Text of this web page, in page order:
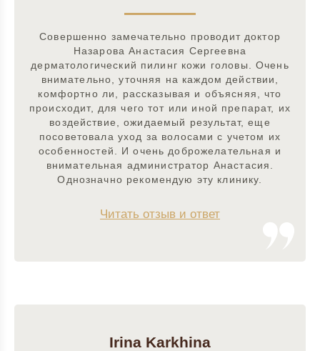
Совершенно замечательно проводит доктор
Назарова Анастасия Сергеевна
дерматологический пилинг кожи головы. Очень
внимательно, уточняя на каждом действии,
комфортно ли, рассказывая и объясняя, что
происходит, для чего тот или иной препарат, их
воздействие, ожидаемый результат, еще
посоветовала уход за волосами с учетом их
особенностей. И очень доброжелательная и
внимательная администратор Анастасия.
Однозначно рекомендую эту клинику.
Читать отзыв и ответ
Irina Karkhina